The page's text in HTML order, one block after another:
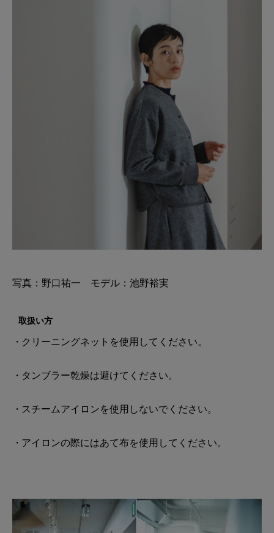
写真：野口祐一 モデル：池野裕実
取扱い方
クリーニングネットを使用してください。
タンブラー乾燥は避けてください。
スチームアイロンを使用しないでください。
アイロンの際にはあて布を使用してください。